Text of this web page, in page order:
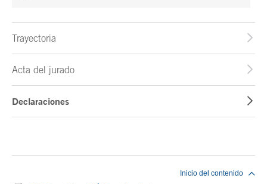
Trayectoria
Acta del jurado
Declaraciones
Inicio del contenido